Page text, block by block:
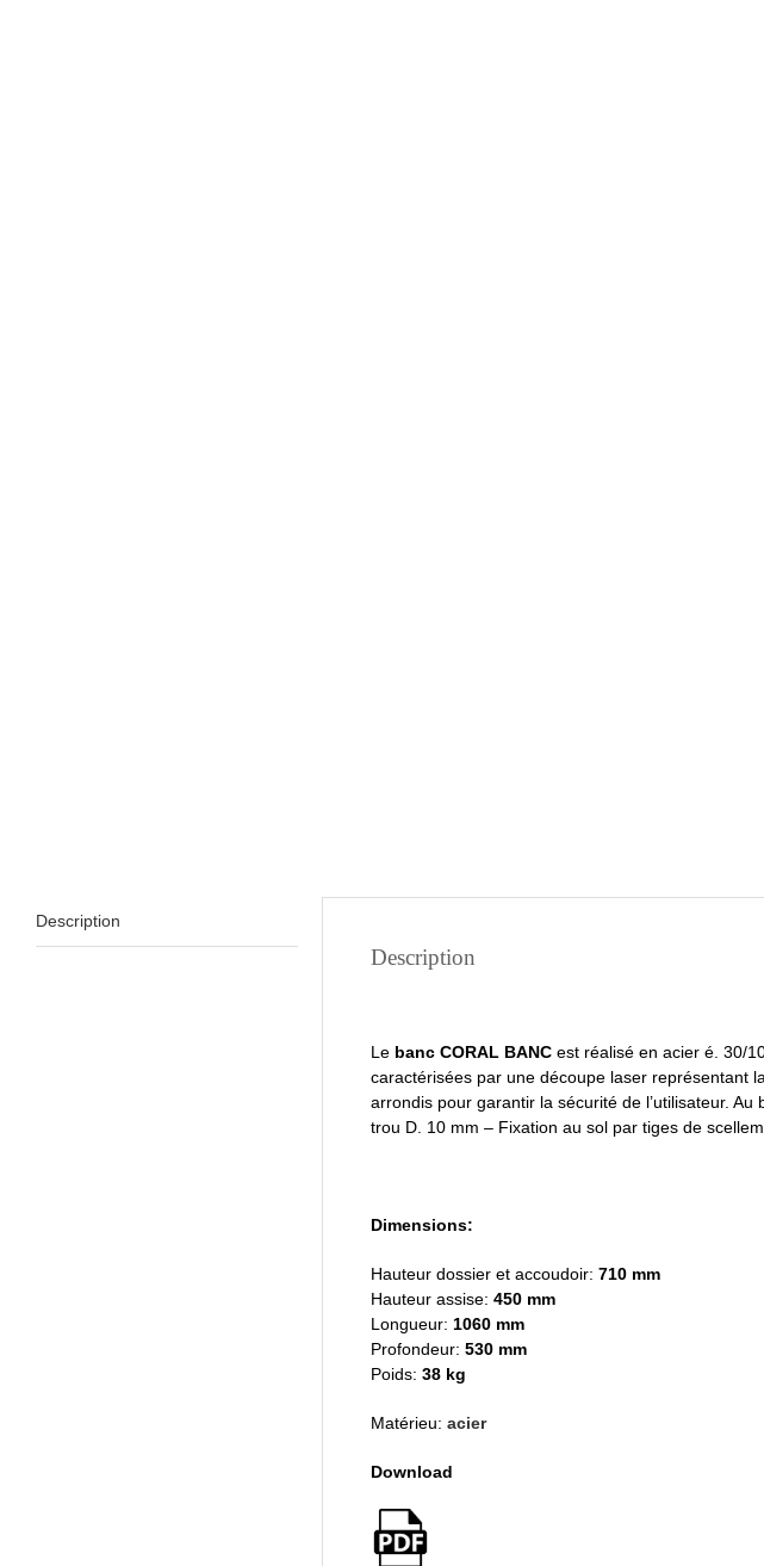
Description
Description
Le banc CORAL BANC est réalisé en acier é. 30/
caractérisées par une découpe laser représentant
arrondis pour garantir la sécurité de l’utilisateur.
trou D. 10 mm – Fixation au sol par tiges de
Dimensions:
Hauteur dossier et accoudoir: 710 mm
Hauteur assise: 450 mm
Longueur: 1060 mm
Profondeur: 530 mm
Poids: 38 kg
Matérieu: acier
Download